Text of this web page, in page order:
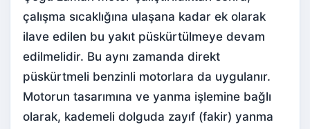
çalışma sıcaklığına ulaşana kadar ek olarak
ilave edilen bu yakıt püskürtülmeye devam
edilmelidir. Bu aynı zamanda direkt
püskürtmeli benzinli motorlara da uygulanır.
Motorun tasarımına ve yanma işlemine bağlı
olarak, kademeli dolguda zayıf (fakir) yanma